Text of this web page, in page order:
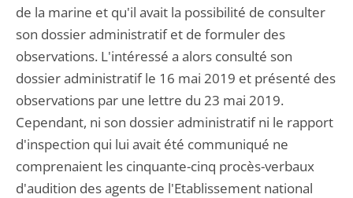
de la marine et qu'il avait la possibilité de consulter
son dossier administratif et de formuler des
observations. L'intéressé a alors consulté son
dossier administratif le 16 mai 2019 et présenté des
observations par une lettre du 23 mai 2019.
Cependant, ni son dossier administratif ni le rapport
d'inspection qui lui avait été communiqué ne
comprenaient les cinquante-cinq procès-verbaux
d'audition des agents de l'Etablissement national